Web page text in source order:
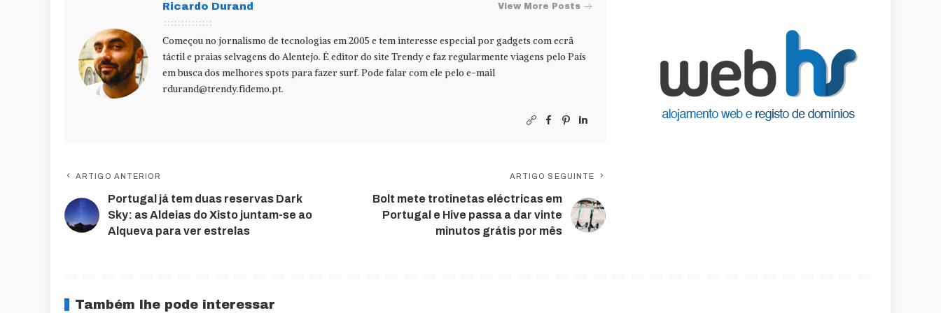
Ricardo Durand View More Posts
Começou no jornalismo de tecnologias em 2005 e tem interesse especial por gadgets com ecrã
táctil e praias selvagens do Alentejo. É editor do site Trendy e faz regularmente viagens pelo País
em busca dos melhores spots para fazer surf. Pode falar com ele pelo e-mail
rdurand@trendy.fidemo.pt.
ARTIGO ANTERIOR
Portugal já tem duas reservas Dark
Sky: as Aldeias do Xisto juntam-se ao
Alqueva para ver estrelas
ARTIGO SEGUINTE
Bolt mete trotinetas eléctricas em
Portugal e Hive passa a dar vinte
minutos grátis por mês
Também lhe pode interessar